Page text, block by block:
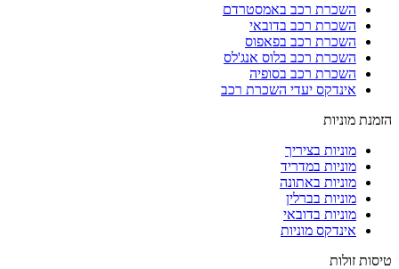
השכרת רכב באמסטרדם
השכרת רכב בדובאי
השכרת רכב בפאפוס
השכרת רכב בלוס אנג'לס
השכרת רכב בסופיה
אינדקס יעדי השכרת רכב
הזמנת מוניות
מוניות בציריך
מוניות במדריד
מוניות באתונה
מוניות בברלין
מוניות בדובאי
אינדקס מוניות
טיסות זולות